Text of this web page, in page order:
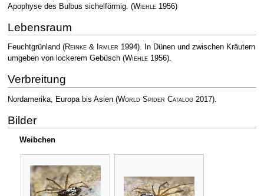
Apophyse des Bulbus sichelförmig. (Wiehle1956)
Lebensraum
Feuchtgrünland (Reinke & Irmler 1994). In Dünen und zwischen Kräutern
umgeben von lockerem Gebüsch (Wiehle1956).
Verbreitung
Nordamerika, Europa bis Asien (World Spider Catalog2017).
Bilder
Weibchen